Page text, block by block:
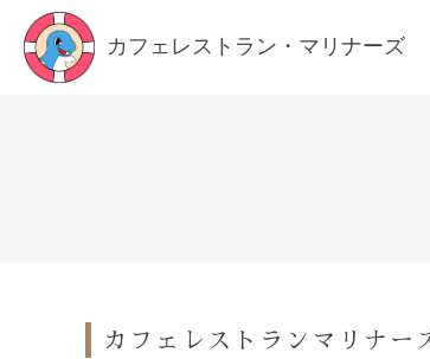
カフェレストラン・マリナーズ
カフェレストランマリナ